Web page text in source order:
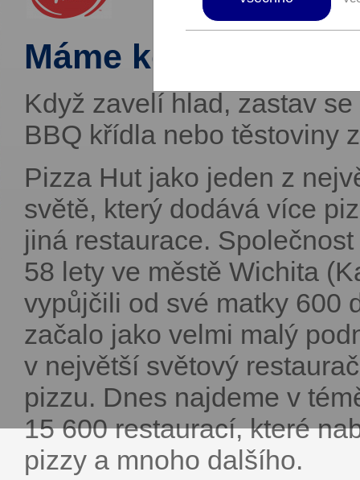
Máme kousek pro
Když zavelí hlad, zastav
BBQ křídla nebo těstoviny
Pizza Hut jako jeden z
světě, který dodává více
jiná restaurace.
58 lety ve městě Wichita
vypůjčili od své matky 600
začalo jako velmi malý
v největší světový
pizzu. Dnes najdeme v
15 600 restaurací, které
pizzy a mnoho dalšího.